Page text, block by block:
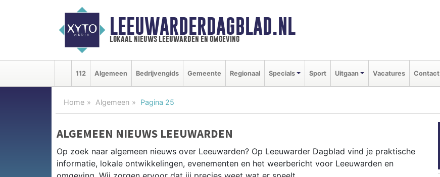
LEEUWARDERDAGBLAD.NL
lokaal nieuws leeuwarden en omgeving
112 Algemeen Bedrijvengids Gemeente Regionaal Specials Sport Uitgaan Vacatures Contact
Home Algemeen Pagina 25
ALGEMEEN NIEUWS LEEUWARDEN
Op zoek naar algemeen nieuws over Leeuwarden? Op Leeuwarder Dagblad vind je praktische
informatie, lokale ontwikkelingen, evenementen en het weerbericht voor Leeuwarden en